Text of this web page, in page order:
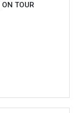
ON TOUR